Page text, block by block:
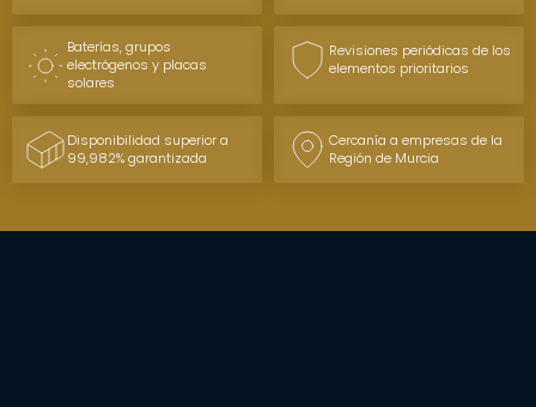
Baterías, grupos
electrógenos y placas
solares
Revisiones periódicas de los
elementos prioritarios
Disponibilidad superior a
99,982% garantizada
Cercanía a empresas de la
Región de Murcia